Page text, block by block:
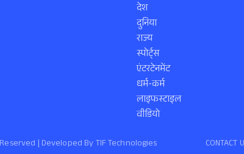
देश
दुनिया
राज्य
स्पोर्ट्स
एंटरटेनमेंट
धर्म-कर्म
लाइफस्टाइल
वीडियो
Reserved | Developed ByTIF Technologies CONTACT